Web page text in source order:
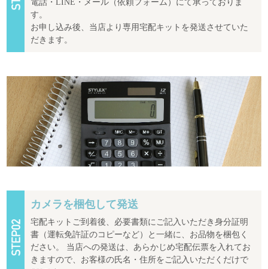
電話・LINE・メール（依頼フォーム）にて承っておりま
す。
お申し込み後、当店より専用宅配キットを発送させていた
だきます。
カメラを梱包して発送
宅配キットご到着後、必要書類にご記入いただき身分証明
書（運転免許証のコピーなど）と一緒に、お品物を梱包く
ださい。 当店への発送は、あらかじめ宅配伝票を入れてお
きますので、お客様の氏名・住所をご記入いただくだけで